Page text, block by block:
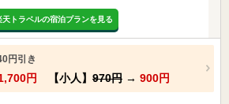
天トラベルの宿泊プランを見る
円引き
円 【小人】 970円 → 900円